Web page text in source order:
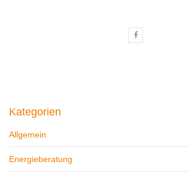
Kategorien
Allgemein
Energieberatung